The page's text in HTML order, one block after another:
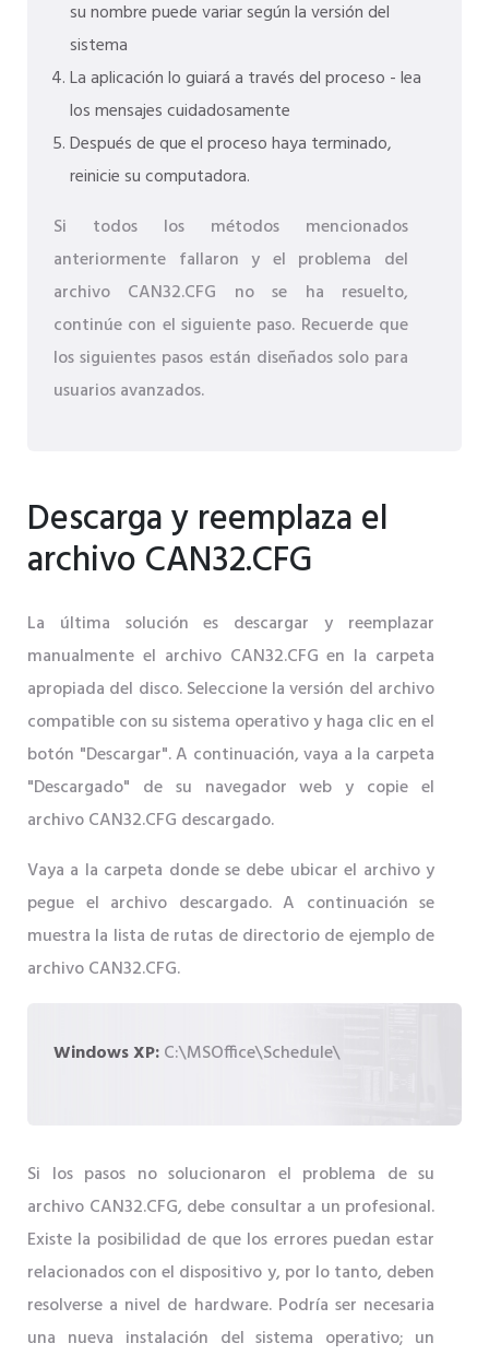
su nombre puede variar según la versión del
sistema
La aplicación lo guiará a través del proceso - lea
los mensajes cuidadosamente
Después de que el proceso haya terminado,
reinicie su computadora.
Si todos los métodos mencionados
anteriormente fallaron y el problema del
archivo CAN32.CFG no se ha resuelto,
continúe con el siguiente paso. Recuerde que
los siguientes pasos están diseñados solo para
usuarios avanzados.
Descarga y reemplaza el
archivo CAN32.CFG
La última solución es descargar y reemplazar
manualmente el archivo CAN32.CFG en la carpeta
apropiada del disco. Seleccione la versión del archivo
compatible con su sistema operativo y haga clic en el
botón "Descargar". A continuación, vaya a la carpeta
"Descargado" de su navegador web y copie el
archivo CAN32.CFG descargado.
Vaya a la carpeta donde se debe ubicar el archivo y
pegue el archivo descargado. A continuación se
muestra la lista de rutas de directorio de ejemplo de
archivo CAN32.CFG.
Windows XP:C:\MSOffice\Schedule\
Si los pasos no solucionaron el problema de su
archivo CAN32.CFG, debe consultar a un profesional.
Existe la posibilidad de que los errores puedan estar
relacionados con el dispositivo y, por lo tanto, deben
resolverse a nivel de hardware. Podría ser necesaria
una nueva instalación del sistema operativo; un